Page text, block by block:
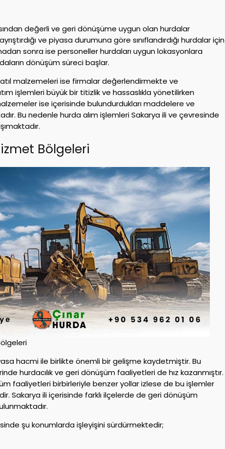
değerli ve geri dönüşüme uygun olan hurdalar
ve piyasa durumuna göre sınıflandırdığı hurdalar için
sonra ise personeller hurdaları uygun lokasyonlara
dönüşüm süreci başlar.
malzemeleri ise firmalar değerlendirmekte ve
işlemleri büyük bir titizlik ve hassaslıkla yönetilirken
ise içerisinde bulundurdukları maddelere ve
Bu nedenle hurda alım işlemleri Sakarya ili ve çevresinde
Bölgeleri
hacmi ile birlikte önemli bir gelişme kaydetmiştir. Bu
hurdacılık ve geri dönüşüm faaliyetleri de hız kazanmıştır.
faaliyetleri birbirleriyle benzer yollar izlese de bu işlemler
Sakarya ili içerisinde farklı ilçelerde de geri dönüşüm
şu konumlarda işleyişini sürdürmektedir;